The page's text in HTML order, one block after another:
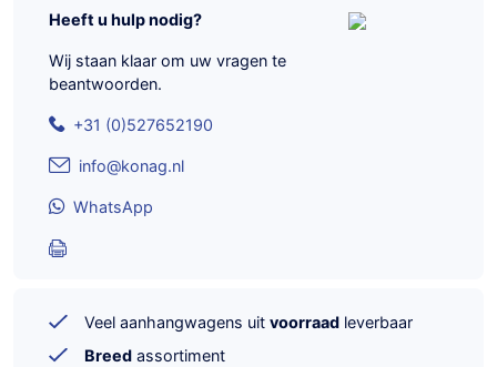
Heeft u hulp nodig?
Wij staan klaar om uw vragen te
beantwoorden.
+31 (0)527652190
info@konag.nl
WhatsApp
Veel aanhangwagens uit voorraad leverbaar
Breed assortiment